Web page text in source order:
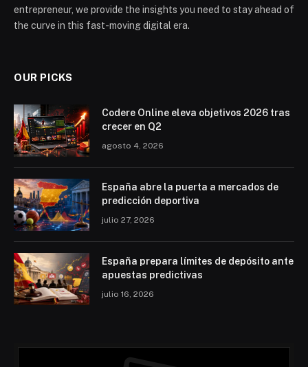
entrepreneur, we provide the insights you need to stay ahead of
the curve in this fast-moving digital era.
OUR PICKS
Codere Online eleva objetivos 2026 tras
crecer en Q2
agosto 4, 2026
España abre la puerta a mercados de
predicción deportiva
julio 27, 2026
España prepara límites de depósito ante
apuestas predictivas
julio 16, 2026